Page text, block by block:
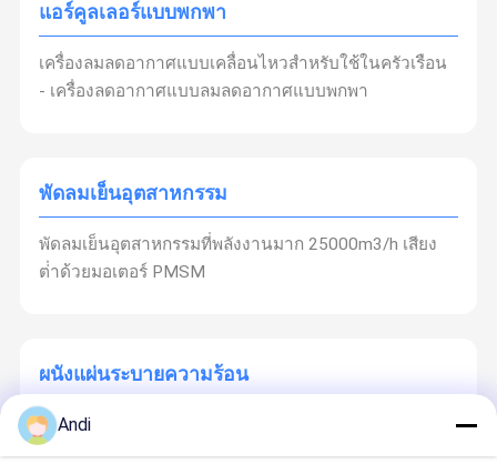
แอร์คูลเลอร์แบบพกพา
เครื่องลมลดอากาศแบบเคลื่อนไหวสําหรับใช้ในครัวเรือน
- เครื่องลดอากาศแบบลมลดอากาศแบบพกพา
พัดลมเย็นอุตสาหกรรม
พัดลมเย็นอุตสาหกรรมที่พลังงานมาก 25000m3/h เสียง
ต่ําด้วยมอเตอร์ PMSM
ผนังแผ่นระบายความร้อน
ม่านอากาศ 7090 เรือนกระจกและฟาร์มสัตว์ปีก แผ่น
ทำความเย็นแบบรังผึ้ง แผ่นทำความเย็นแบบเปียกพร้อม
Andi